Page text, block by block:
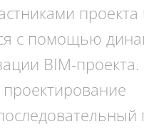
проекта
с помощью
BIM-проекта.